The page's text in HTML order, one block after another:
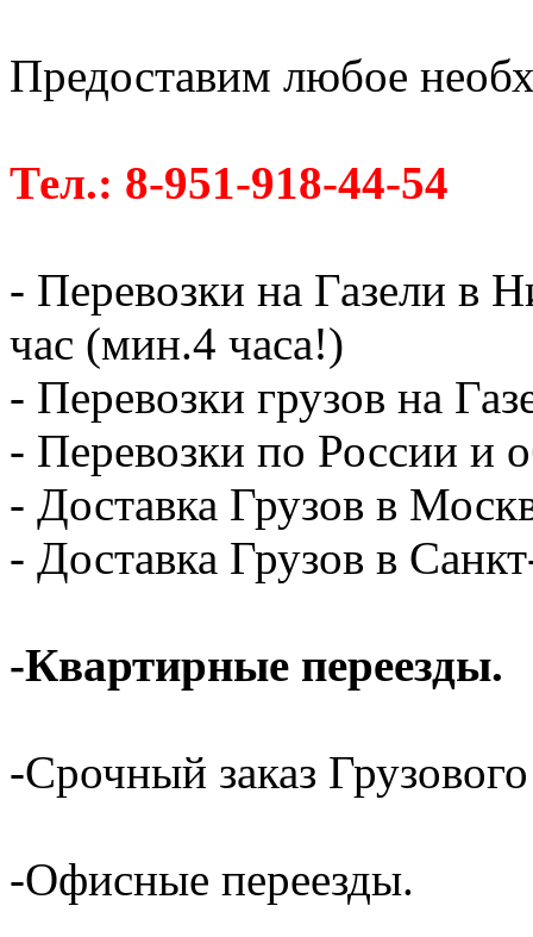
Предоставим любое
Тел.: 8-951-918-44-54
- Перевозки на Газели в
час (мин.4 часа!)
- Перевозки грузов на
- Перевозки по России и
- Доставка Грузов в
- Доставка Грузов в
-Квартирные переезды.
-Срочный заказ
-Офисные переезды.